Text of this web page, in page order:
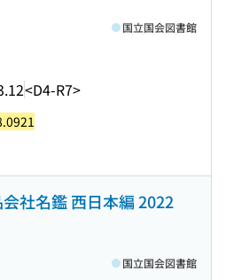
<D4-R7>
国立国会図書館
社名鑑 西日本編 2022
国立国会図書館